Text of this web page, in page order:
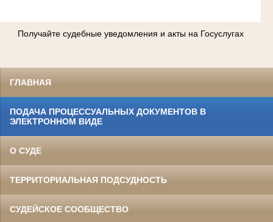
Получайте судебные уведомления и акты на Госуслугах
ГЛАВНАЯ
ПОДАЧА ПРОЦЕССУАЛЬНЫХ ДОКУМЕНТОВ В
ЭЛЕКТРОННОМ ВИДЕ
О СУДЕ
ТЕРРИТОРИАЛЬНАЯ ПОДСУДНОСТЬ
СУДЕЙСКОЕ СООБЩЕСТВО